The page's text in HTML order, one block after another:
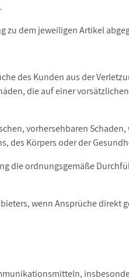
zu dem jeweiligen Artikel
des Kunden aus der
die auf einer
vorhersehbaren
des Körpers oder der
die ordnungsgemäße
wenn Ansprüche direkt